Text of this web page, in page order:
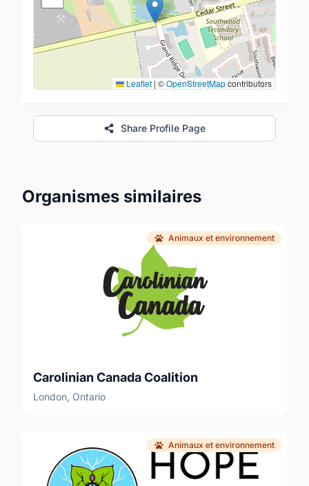
Leaflet | ©OpenStreetMapcontributors
Share Profile Page
Organismes similaires
Animaux et environnement
Carolinian Canada Coalition
London, Ontario
Animaux et environnement